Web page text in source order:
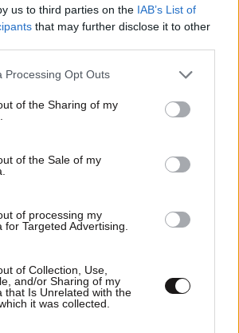
us to third parties on the IAB’s List of
that may further disclose it to other
website/app uses one or more Google
or usage behaviour. You may click to
to Google and its third-party tags to
specified purposes in below Google
Processing Opt Outs
of the Sharing of my
of the Sale of my
of processing my
for Targeted Advertising.
of Collection, Use,
and/or Sharing of my
that Is Unrelated with the
it was collected.
πίσω του – Τι ορίζει ο